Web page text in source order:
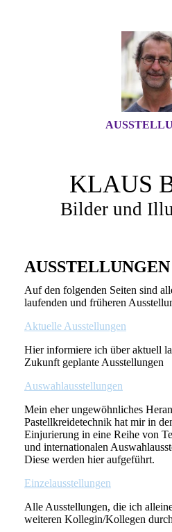
KLAUS
Bilder und
AUSSTELLUNGEN
Auf den folgenden Seiten sind
laufenden und früheren
Aktuelle Ausstellungen
Hier informiere ich über aktuell
Zukunft geplante Ausstellungen
Auswahlausstellungen
Mein eher ungewöhnliches
Pastellkreidetechnik hat mir in
Einjurierung in eine Reihe von
und internationalen
Diese werden hier aufgeführt.
Einzelausstellungen
Alle Ausstellungen, die ich
weiteren Kollegin/Kollegen